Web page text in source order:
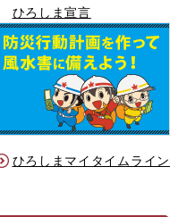
ひろしま宣言
ひろしまマイタイムライン